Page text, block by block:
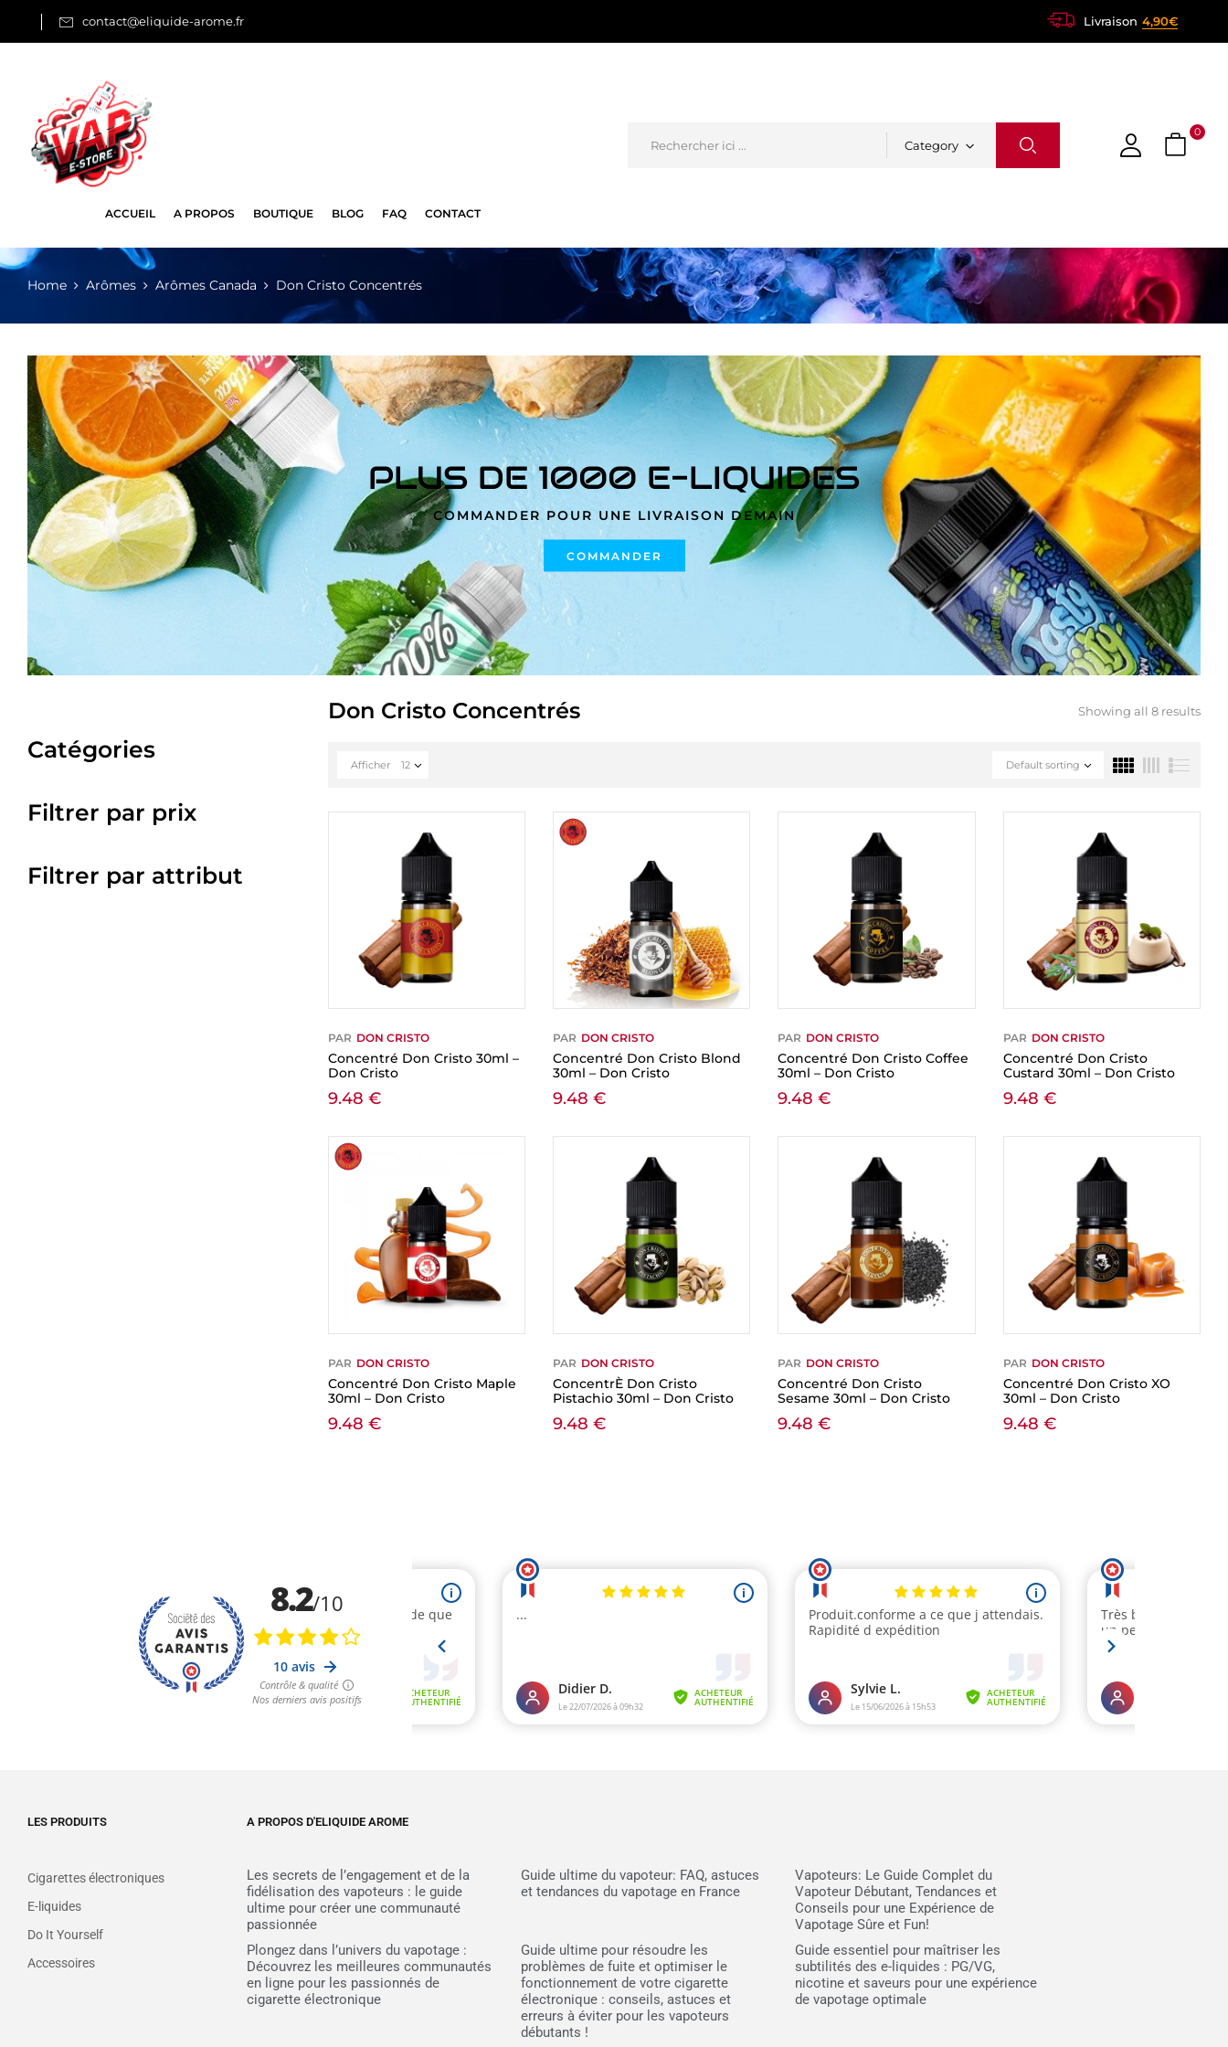
contact@eliquide-arome.fr Livraison 4,90€
ACCUEIL A PROPOS BOUTIQUE BLOG FAQ CONTACT
Category
0
Home Arômes Arômes Canada Don Cristo Concentrés
PLUS DE 1000 E-LIQUIDES
COMMANDER POUR UNE LIVRAISON DEMAIN
COMMANDER
Catégories
Filtrer par prix
Filtrer par attribut
Don Cristo Concentrés Showing all 8 results
Default sorting
Afficher 12
PAR DON CRISTO
Concentré Don Cristo 30ml –
Don Cristo
9.48 €
PAR DON CRISTO
Concentré Don Cristo Blond
30ml – Don Cristo
9.48 €
PAR DON CRISTO
Concentré Don Cristo Coffee
30ml – Don Cristo
9.48€
PAR DON CRISTO
Concentré Don Cristo
Custard 30ml – Don Cristo
9.48 €
PAR DON CRISTO
Concentré Don Cristo Maple
30ml – Don Cristo
9.48 €
PAR DON CRISTO
ConcentrÈ Don Cristo
Pistachio 30ml – Don Cristo
9.48 €
PAR DON CRISTO
Concentré Don Cristo
Sesame 30ml – Don Cristo
9.48€
PAR DON CRISTO
Concentré Don Cristo XO
30ml – Don Cristo
9.48 €
LES PRODUITS
Cigarettes électroniques
E-liquides
Do It Yourself
Accessoires
A PROPOS D'ELIQUIDE AROME
Les secrets de l’engagement et de la
fidélisation des vapoteurs : le guide
ultime pour créer une communauté
passionnée
Guide ultime du vapoteur: FAQ, astuces
et tendances du vapotage en France
Vapoteurs: Le Guide Complet du
Vapoteur Débutant, Tendances et
Conseils pour une Expérience de
Vapotage Sûre et Fun!
Plongez dans l’univers du vapotage :
Découvrez les meilleures communautés
en ligne pour les passionnés de
cigarette électronique
Guide ultime pour résoudre les
problèmes de fuite et optimiser le
fonctionnement de votre cigarette
électronique : conseils, astuces et
erreurs à éviter pour les vapoteurs
débutants !
Guide essentiel pour maîtriser les
subtilités des e-liquides : PG/VG,
nicotine et saveurs pour une expérience
de vapotage optimale